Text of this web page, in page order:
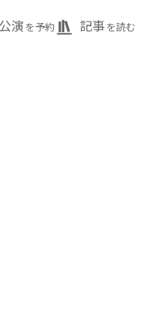
公演 を予約 記事 を読む